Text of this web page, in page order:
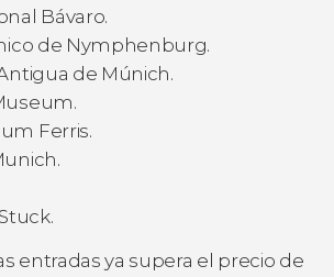
Bávaro.
de Nymphenburg.
de Múnich.
Ferris.
entradas ya supera el precio de